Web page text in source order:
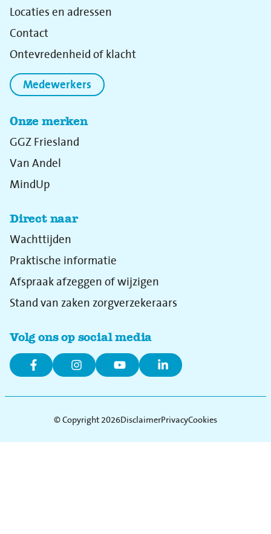
Locaties en adressen
Contact
Ontevredenheid of klacht
Medewerkers
Onze merken
GGZ Friesland
Van Andel
MindUp
Direct naar
Wachttijden
Praktische informatie
Afspraak afzeggen of wijzigen
Stand van zaken zorgverzekeraars
Volg ons op social media
© Copyright 2026DisclaimerPrivacyCookies